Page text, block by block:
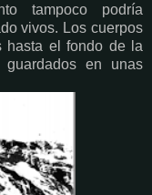
tampoco podría
vivos. Los cuerpos
hasta el fondo de la
en unas